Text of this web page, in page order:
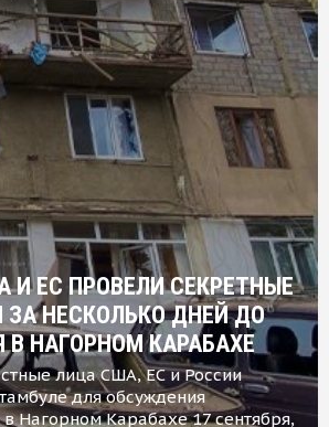
И ЕС ПРОВЕЛИ СЕКРЕТНЫЕ
ЗА НЕСКОЛЬКО ДНЕЙ ДО
В НАГОРНОМ КАРАБАХЕ
лица США, ЕС и России
для обсуждения
в Нагорном Карабахе 17 сентября,